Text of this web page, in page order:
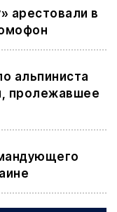
арестовали в
альпиниста
пролежавшее